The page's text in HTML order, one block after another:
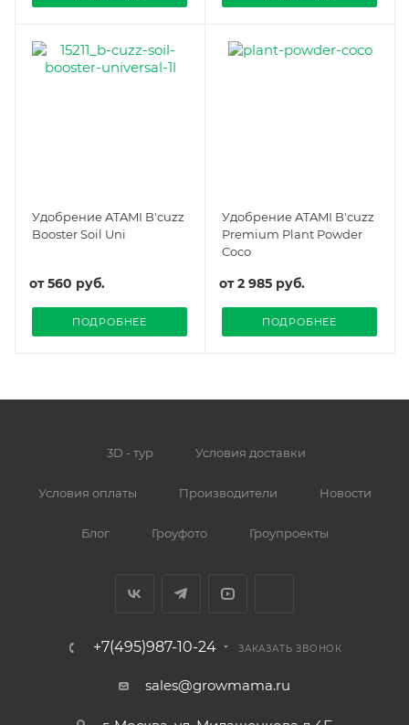
Удобрение ATAMI B'cuzz
Booster Soil Uni
от560 руб.
ПОДРОБНЕЕ
Удобрение ATAMI B'cuzz
Premium Plant Powder
Coco
от2 985 руб.
ПОДРОБНЕЕ
3D - тур Условия доставки
Условия оплаты Производители Новости
Блог Гроуфото Гроупроекты
+7(495)987-10-24 ЗАКАЗАТЬ ЗВОНОК
sales@growmama.ru